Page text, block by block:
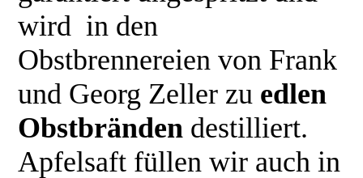
wird in den
Obstbrennereien von Frank
und Georg Zeller zu edlen
Obstbränden destilliert.
Apfelsaft füllen wir auch in